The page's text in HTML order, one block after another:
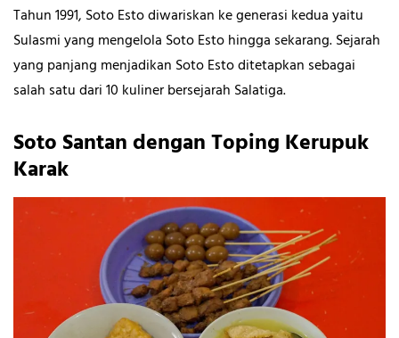
Tahun 1991, Soto Esto diwariskan ke generasi kedua yaitu
Sulasmi yang mengelola Soto Esto hingga sekarang. Sejarah
yang panjang menjadikan Soto Esto ditetapkan sebagai
salah satu dari 10 kuliner bersejarah Salatiga.
Soto Santan dengan Toping Kerupuk
Karak